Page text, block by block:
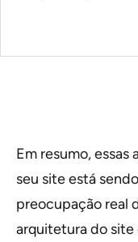
Em resumo, essas
seu site está
preocupação real
arquitetura do site